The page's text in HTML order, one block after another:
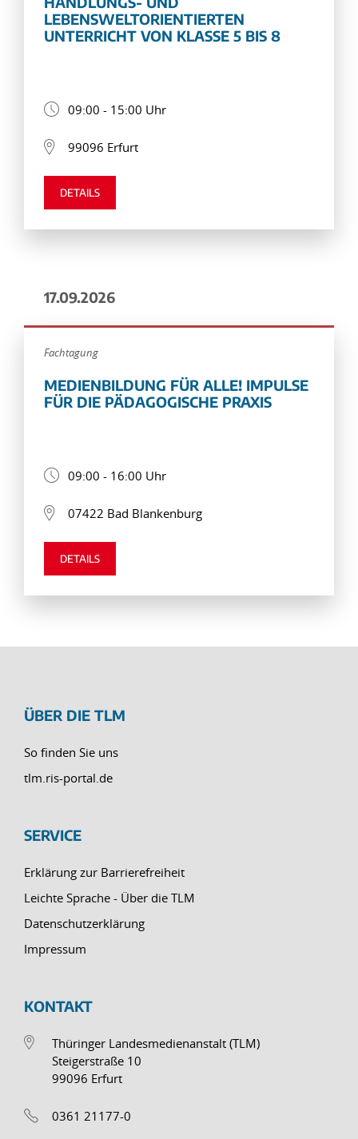
LEBENSWELTORIENTIERTEN
UNTERRICHT VON KLASSE 5 BIS 8
09:00 - 15:00 Uhr
99096 Erfurt
DETAILS
17.09.2026
Fachtagung
MEDIENBILDUNG FÜR ALLE! IMPULSE
FÜR DIE PÄDAGOGISCHE PRAXIS
09:00 - 16:00 Uhr
07422 Bad Blankenburg
DETAILS
ÜBER DIE TLM
So finden Sie uns
tlm.ris-portal.de
SERVICE
Erklärung zur Barrierefreiheit
Leichte Sprache - Über die TLM
Datenschutzerklärung
Impressum
KONTAKT
Thüringer Landesmedienanstalt (TLM)
Steigerstraße 10
99096 Erfurt
0361 21177-0